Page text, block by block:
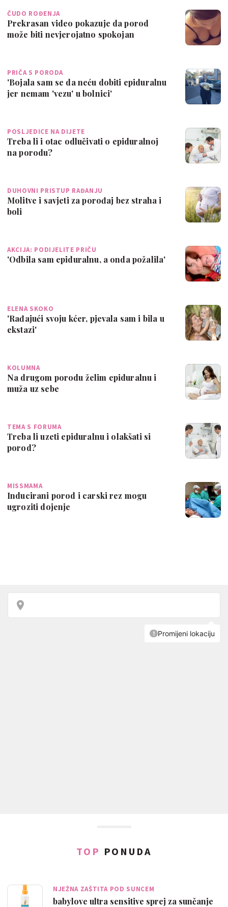
ČUDO ROĐENJA
Prekrasan video pokazuje da porod
može biti nevjerojatno spokojan
PRIČA S PORODA
'Bojala sam se da neću dobiti epiduralnu
jer nemam 'vezu' u bolnici'
POSLJEDICE NA DIJETE
Treba li i otac odlučivati o epiduralnoj
na porodu?
DUHOVNI PRISTUP RAĐANJU
Molitve i savjeti za porođaj bez straha i
boli
AKCIJA: PODIJELITE PRIČU
'Odbila sam epiduralnu, a onda požalila'
ELENA SKOKO
'Rađajući svoju kćer, pjevala sam i bila u
ekstazi'
KOLUMNA
Na drugom porodu želim epiduralnu i
muža uz sebe
TEMA S FORUMA
Treba li uzeti epiduralnu i olakšati si
porod?
MISSMAMA
Inducirani porod i carski rez mogu
ugroziti dojenje
TOP PONUDA
NJEŽNA ZAŠTITA POD SUNCEM
babylove ultra sensitive sprej za sunčanje